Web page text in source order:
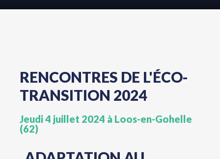
RENCONTRES DE L'ÉCO-
TRANSITION 2024
Jeudi 4 juillet 2024 à Loos-en-Gohelle
(62)